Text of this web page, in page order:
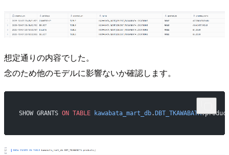
想定通りの内容でした。
念のため他のモデルに影響ないか確認します。
SHOW GRANTS ON TABLE kawabata_mart_db. DBT_TKAWABATA